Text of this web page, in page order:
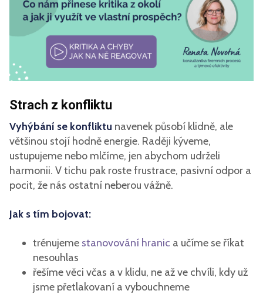
Strach z konfliktu
Vyhýbání se konfliktu navenek působí klidně, ale
většinou stojí hodně energie. Raději kýveme,
ustupujeme nebo mlčíme, jen abychom udrželi
harmonii. V tichu pak roste frustrace, pasivní odpor a
pocit, že nás ostatní neberou vážně.
Jak s tím bojovat:
trénujeme stanovování hranic a učíme se říkat
nesouhlas
řešíme věci včas a v klidu, ne až ve chvíli, kdy už
jsme přetlakovaní a vybouchneme